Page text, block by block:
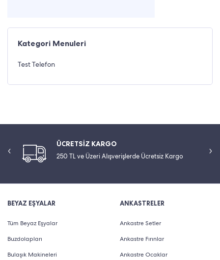
Kategori Menuleri
Test Telefon
ÜCRETSİZ KARGO
250 TL ve Üzeri Alışverişlerde Ücretsiz Kargo
BEYAZ EŞYALAR
Tüm Beyaz Eşyalar
Buzdolapları
Bulaşık Makineleri
ANKASTRELER
Ankastre Setler
Ankastre Fırınlar
Ankastre Ocaklar